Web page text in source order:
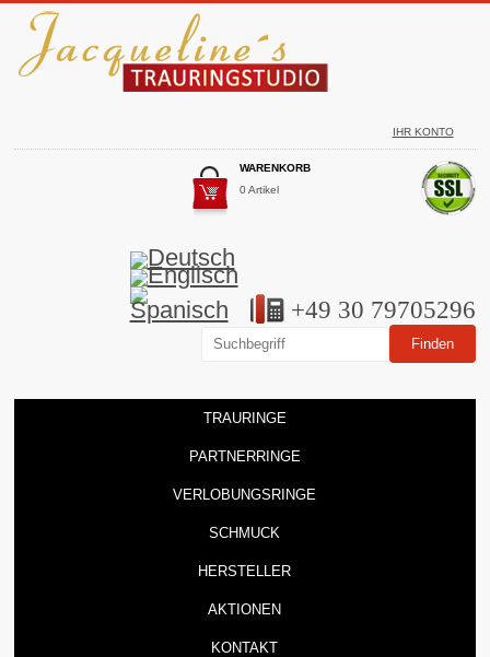
IHR KONTO
WARENKORB
0 Artikel
+49 30 79705296
TRAURINGE
PARTNERRINGE
VERLOBUNGSRINGE
SCHMUCK
HERSTELLER
AKTIONEN
KONTAKT